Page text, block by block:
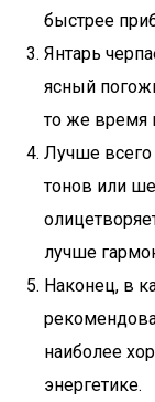
быстрее
Янтарь
ясный
то же время
Лучше всего
тонов или
лучше
Наконец, в
наиболее
энергетике.